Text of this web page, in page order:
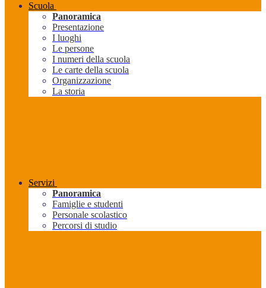
Scuola
Panoramica
Presentazione
I luoghi
Le persone
I numeri della scuola
Le carte della scuola
Organizzazione
La storia
Servizi
Panoramica
Famiglie e studenti
Personale scolastico
Percorsi di studio